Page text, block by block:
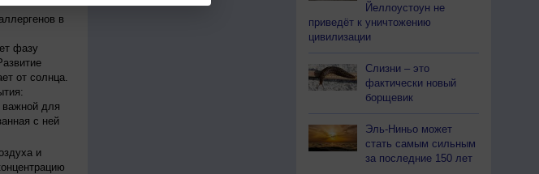
в
фазу
от солнца.
важной для
с ней
и
Йеллоустоун не
приведёт к уничтожению
цивилизации
Слизни – это
фактически новый
борщевик
Эль-Ниньо может
стать самым сильным
за последние 150 лет